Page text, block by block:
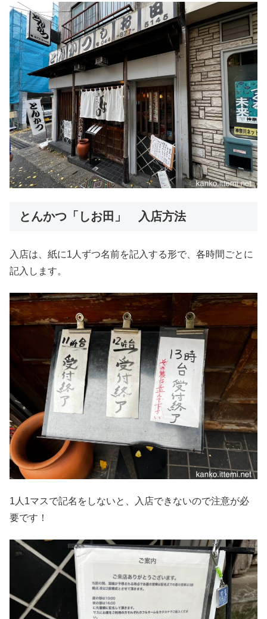
とんかつ「しお田」 入店方法
入店は、紙に1人ずつ名前を記入する形で、各時間ごとに
記入します。
1人1マスで記名をしないと、入店できないので注意が必
要です！